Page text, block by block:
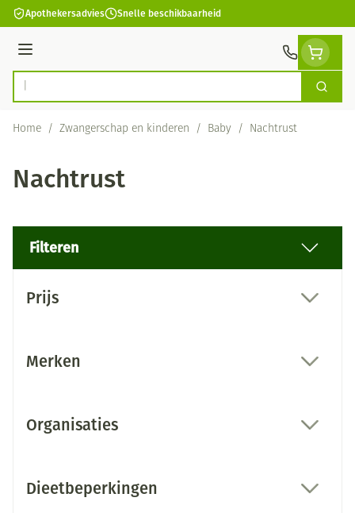
Ga naar de inhoud
Apothekersadvies Snelle beschikbaarheid
Menu
Product, merk, categorie... Zoek
Home / Zwangerschap en kinderen / Baby / Nachtrust
Nachtrust
Filteren
Prijs
Merken
Organisaties
Dieetbeperkingen